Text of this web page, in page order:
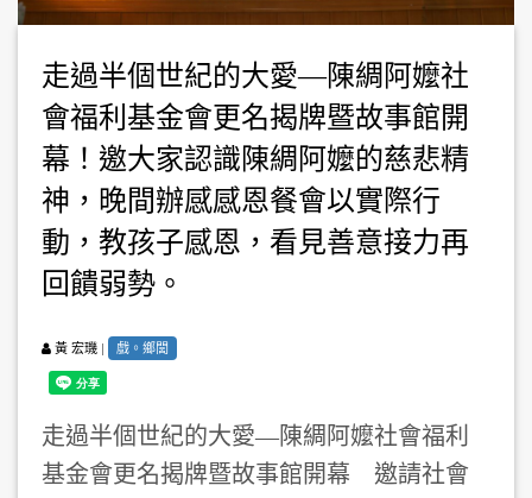
走過半個世紀的大愛—陳綢阿嬤社
會福利基金會更名揭牌暨故事館開
幕！邀大家認識陳綢阿嬤的慈悲精
神，晚間辦感感恩餐會以實際行
動，教孩子感恩，看見善意接力再
回饋弱勢。
黃 宏璣 | 戲。鄉閭
走過半個世紀的大愛—陳綢阿嬤社會福利
基金會更名揭牌暨故事館開幕 邀請社會